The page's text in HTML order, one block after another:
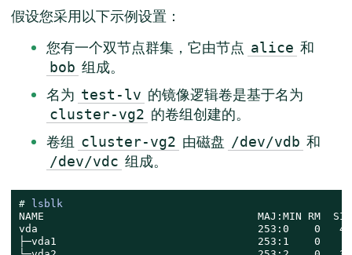
假设您采用以下示例设置：
您有一个双节点群集，它由节点 alice 和
bob 组成。
名为 test-lv 的镜像逻辑卷是基于名为
cluster-vg2 的卷组创建的。
卷组 cluster-vg2 由磁盘 /dev/vdb 和
/dev/vdc 组成。
#
lsblk
NAME                                  MAJ:MIN RM  SIZE RO
vda                                   253:0    0
├─vda1                                253:1    0    4G